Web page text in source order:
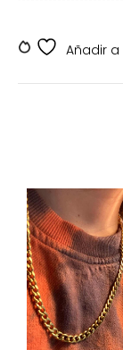
Añadir a
SKU:SKDV-